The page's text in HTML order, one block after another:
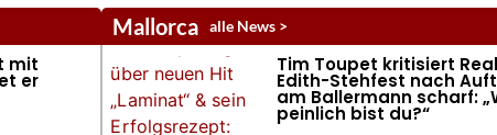
mit
er
Mallorca alle News >
Tim Toupet kritisiert
Edith-Stehfest nach
am Ballermann scharf:
peinlich bist du?“